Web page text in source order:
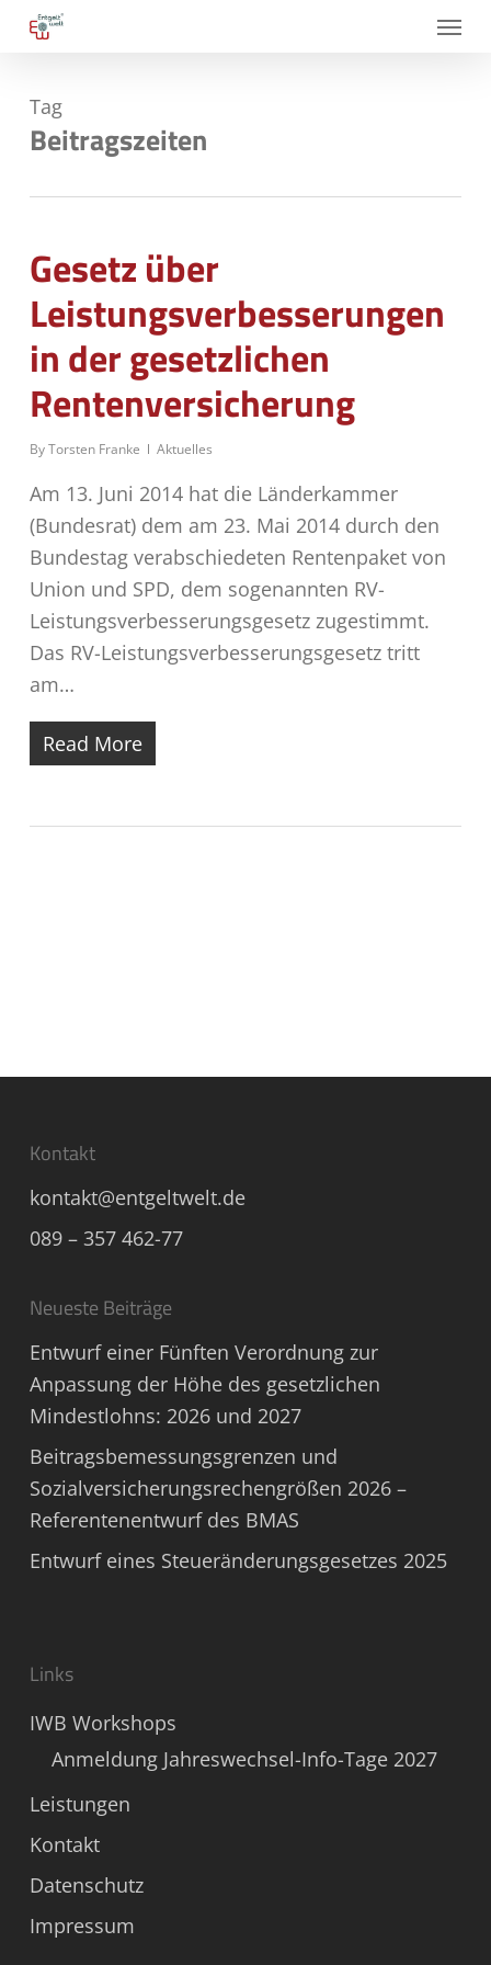
Skip
content
Menu
Tag
Beitragszeiten
Gesetz über
Leistungsverbesserungen
in der gesetzlichen
Rentenversicherung
ByTorsten Franke Aktuelles
Am 13. Juni 2014 hat die Länderkammer
(Bundesrat) dem am 23. Mai 2014 durch den
Bundestag verabschiedeten Rentenpaket von
Union und SPD, dem sogenannten RV-
Leistungsverbesserungsgesetz zugestimmt.
Das RV-Leistungsverbesserungsgesetz tritt
am…
Read More
Kontakt
kontakt@entgeltwelt.de
089 – 357 462-77
Neueste Beiträge
Entwurf einer Fünften Verordnung zur
Anpassung der Höhe des gesetzlichen
Mindestlohns: 2026 und 2027
Beitragsbemessungsgrenzen und
Sozialversicherungsrechengrößen 2026 –
Referentenentwurf des BMAS
Entwurf eines Steueränderungsgesetzes 2025
Links
IWB Workshops
Anmeldung Jahreswechsel-Info-Tage 2027
Leistungen
Kontakt
Datenschutz
Impressum